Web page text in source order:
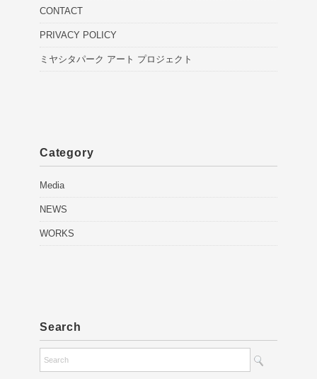
CONTACT
PRIVACY POLICY
ミヤシタパーク アート プロジェクト
Category
Media
NEWS
WORKS
Search